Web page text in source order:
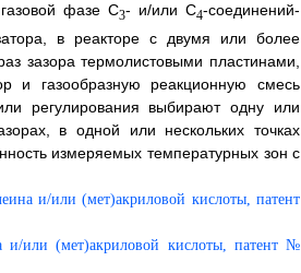
фазе С3- и/или С4-соединений-
в реакторе с двумя или более
зазора термолистовыми пластинами,
и газообразную реакционную смесь
регулирования выбирают одну или
в одной или нескольких точках
измеряемых температурных зон с